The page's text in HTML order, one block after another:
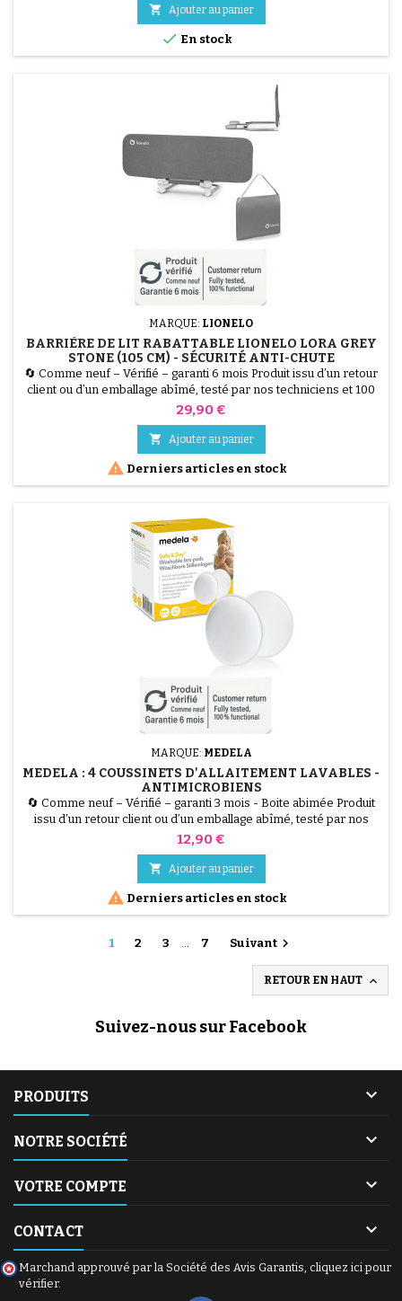
souple sans phtalates, il est hygiénique et facilement lavable. Ses
deux bords rehaussés offrent...
 Ajouter au panier
 En stock
MARQUE: LIONELO
BARRIÈRE DE LIT RABATTABLE LIONELO LORA GREY
STONE (105 CM) - SÉCURITÉ ANTI-CHUTE
🔄 Comme neuf – Vérifié – garanti 6 mois Produit issu d’un retour
client ou d’un emballage abîmé, testé par nos techniciens et 100
% fonctionnel. Offrez des nuits paisibles à toute la famille avec la
sécurise le passage au "lit de grand" grâce à son système de
verrouillage StandSafe qui empêche...
Prix
29,90 €
 Ajouter au panier
 Derniers articles en stock
MARQUE: MEDELA
MEDELA : 4 COUSSINETS D'ALLAITEMENT LAVABLES -
ANTIMICROBIENS
🔄 Comme neuf – Vérifié – garanti 3 mois - Boite abimée Produit
issu d’un retour client ou d’un emballage abîmé, testé par nos
techniciens et 100 % fonctionnel. Les Coussinets d'Allaitement
hygiénique pour les fuites de lait. Fabriqués dans un matériau
antimicrobien spécial qui réduit les odeurs,...
Prix
12,90 €
 Ajouter au panier
 Derniers articles en stock
1 2 3 7 Suivant
RETOUR EN HAUT 
Suivez-nous sur Facebook
PRODUITS 
NOTRE SOCIÉTÉ 
VOTRE COMPTE 
CONTACT 
Marchand approuvé par la Société des Avis Garantis, cliquez ici pour
vérifier.